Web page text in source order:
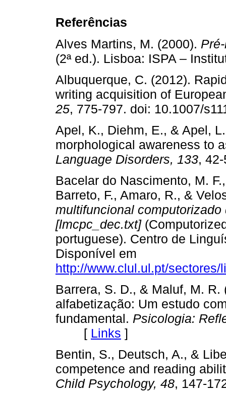
Referências
Alves Martins, M. (2000).
(2ª ed.). Lisboa: ISPA –
Albuquerque, C. (2012).
writing acquisition of
25, 775-797. doi: 10.1007/
Apel, K., Diehm, E., & Apel,
morphological awareness to
Language Disorders, 133,
Bacelar do Nascimento, M.
Barreto, F., Amaro, R., &
multifuncional
[lmcpc_dec.txt]
portuguese). Centro de
Disponível em
http://www.clul.ul.pt/
Barrera, S. D., & Maluf, M.
alfabetização: Um estudo
fundamental. Psicologia:
[ Links ]
Bentin, S., Deutsch, A., &
competence and reading
Child Psychology, 48,